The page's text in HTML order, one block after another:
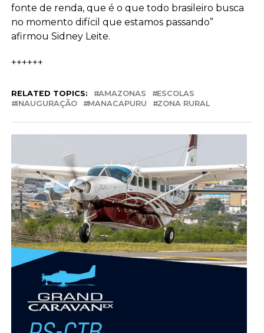
fonte de renda, que é o que todo brasileiro busca
no momento difícil que estamos passando”
afirmou Sidney Leite.
++++++
RELATED TOPICS: AMAZONAS
ESCOLAS
INAUGURAÇÃO
MANACAPURU ZONA RURAL